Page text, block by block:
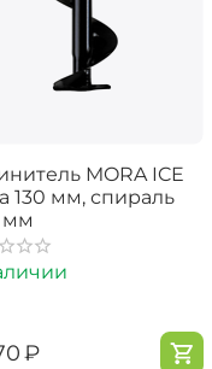
MORA ICE
130 мм, спираль
мм
₽